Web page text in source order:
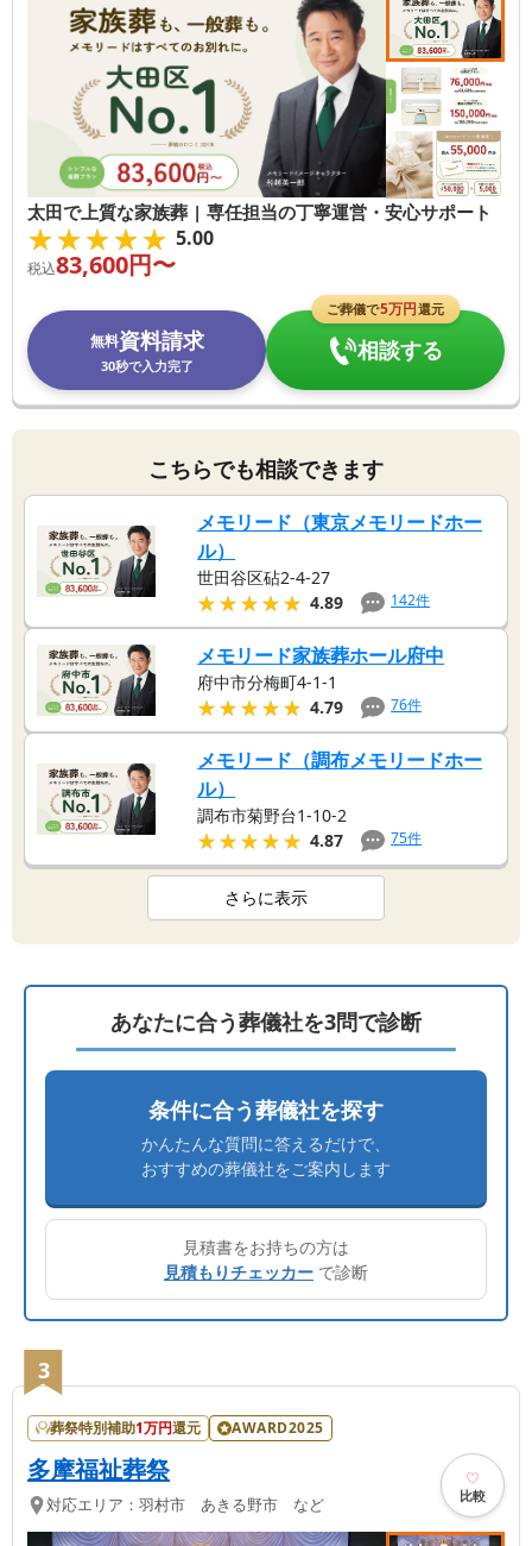
太田で上質な家族葬 | 専任担当の丁寧運営・安心サポート
★★★★★
★★★★★ 5.00
税込83,600円〜
無料資料請求
30秒で入力完了
ご葬儀で5万円還元
相談する
こちらでも相談できます
メモリード（東京メモリードホー
ル）
世田谷区砧2-4-27
★★★★★
★★★★★ 4.89 142件
メモリード家族葬ホール府中
府中市分梅町4-1-1
★★★★★
★★★★★ 4.79 76件
メモリード（調布メモリードホー
ル）
調布市菊野台1-10-2
★★★★★
★★★★★ 4.87 75件
さらに表示
あなたに合う葬儀社を3問で診断
条件に合う葬儀社を探す
かんたんな質問に答えるだけで、
おすすめの葬儀社をご案内します
見積書をお持ちの方は
見積もりチェッカー で診断
3
葬祭特別補助1万円還元 AWARD2025
多摩福祉葬祭
対応エリア： 羽村市 あきる野市 など 比較